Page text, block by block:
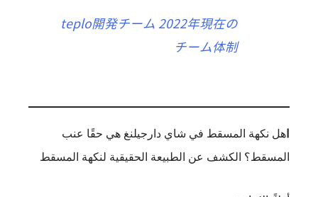
teplo開発チーム 2022年現在の
チーム体制
هل نكهة المسقط في شاي دارجيلنغ هي حقًا عنب
المسقط؟ الكشف عن الطبيعة الحقيقية لنكهة المسقط